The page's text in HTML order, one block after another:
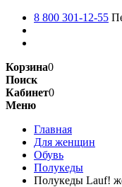
8 800 301-12-55
Корзина0
Поиск
Кабинет0
Меню
Главная
Для женщин
Обувь
Полукеды
Полукеды Lauf!